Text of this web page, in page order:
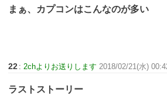
まぁ、カプコンはこんなのが多い
22 : 2chよりお送りします 2018/02/21(水)
ラストストーリー